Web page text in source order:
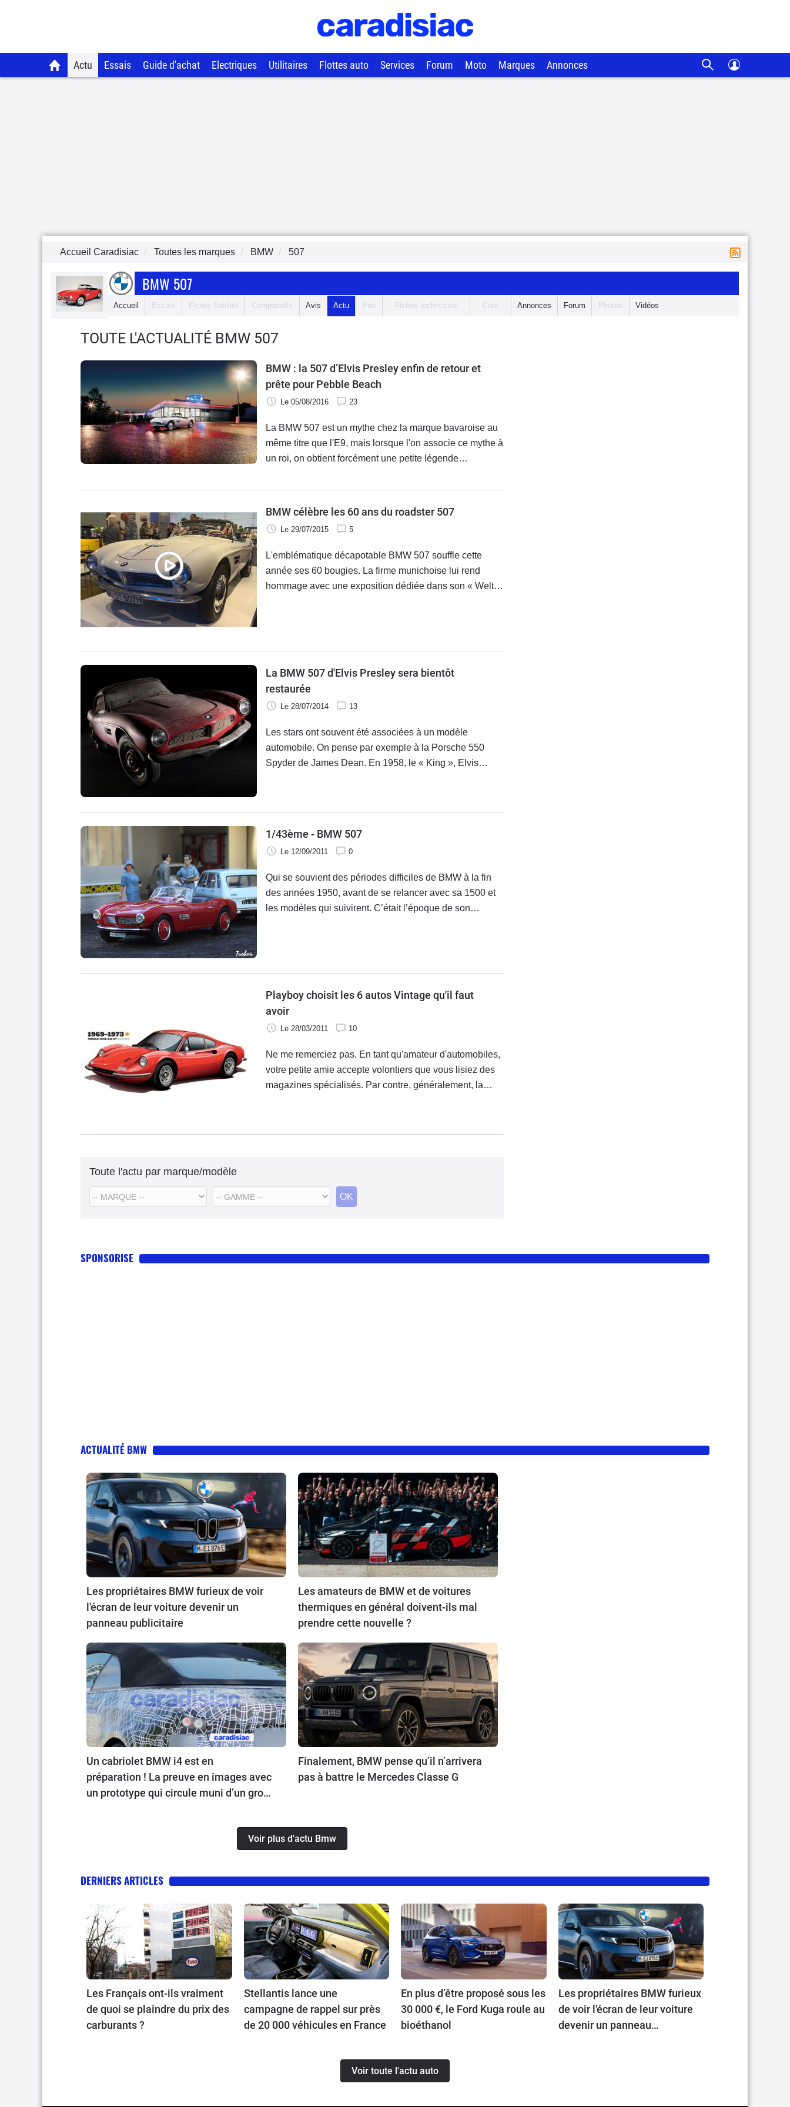
Actu Essais Guide d'achat Electriques Utilitaires Flottes auto Services Forum Moto Marques Annonces
Accueil Caradisiac Toutes les marques BMW 507
BMW 507
Accueil Essais Fiches fiabilité Comparatifs Avis Actu Prix Fiches techniques Cote Annonces Forum Photos Vidéos
TOUTE L'ACTUALITÉ BMW 507
BMW : la 507 d’Elvis Presley enfin de retour et
prête pour Pebble Beach
Le 05/08/2016 23
La BMW 507 est un mythe chez la marque bavaroise au
même titre que l'E9, mais lorsque l'on associe ce mythe à
un roi, on obtient forcément une petite légende
effet acheté à l'époque un des rares exemplaires de
BMW célèbre les 60 ans du roadster 507
Le 29/07/2015 5
L'emblématique décapotable BMW 507 souffle cette
année ses 60 bougies. La firme munichoise lui rend
hommage avec une exposition dédiée dans son « Welt
La BMW 507 d'Elvis Presley sera bientôt
restaurée
Le 28/07/2014 13
Les stars ont souvent été associées à un modèle
automobile. On pense par exemple à la Porsche 550
Spyder de James Dean. En 1958, le « King », Elvis
1/43ème - BMW 507
Le 12/09/2011 0
Qui se souvient des périodes difficiles de BMW à la fin
des années 1950, avant de se relancer avec sa 1500 et
les modèles qui suivirent. C’était l’époque de son
Playboy choisit les 6 autos Vintage qu'il faut
avoir
Le 28/03/2011 10
Ne me remerciez pas. En tant qu'amateur d'automobiles,
votre petite amie accepte volontiers que vous lisiez des
magazines spécialisés. Par contre, généralement, la
Toute l'actu par marque/modèle
OK
SPONSORISE
ACTUALITÉ BMW
Les propriétaires BMW furieux de voir
l'écran de leur voiture devenir un
panneau publicitaire
Les amateurs de BMW et de voitures
thermiques en général doivent-ils mal
prendre cette nouvelle ?
Un cabriolet BMW i4 est en
préparation ! La preuve en images avec
un prototype qui circule muni d’un gros
Finalement, BMW pense qu’il n’arrivera
pas à battre le Mercedes Classe G
Voir plus d'actu Bmw
DERNIERS ARTICLES
Les Français ont-ils vraiment
de quoi se plaindre du prix des
carburants ?
Stellantis lance une
campagne de rappel sur près
de 20 000 véhicules en France
En plus d’être proposé sous les
30 000 €, le Ford Kuga roule au
bioéthanol
Les propriétaires BMW furieux
de voir l'écran de leur voiture
devenir un panneau
Voir toute l'actu auto